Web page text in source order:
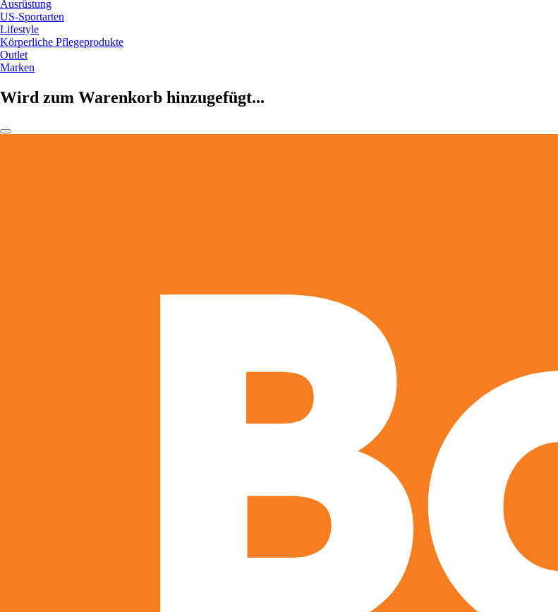
Ausrüstung
US-Sportarten
Lifestyle
Körperliche Pflegeprodukte
Outlet
Marken
Wird zum Warenkorb hinzugefügt...